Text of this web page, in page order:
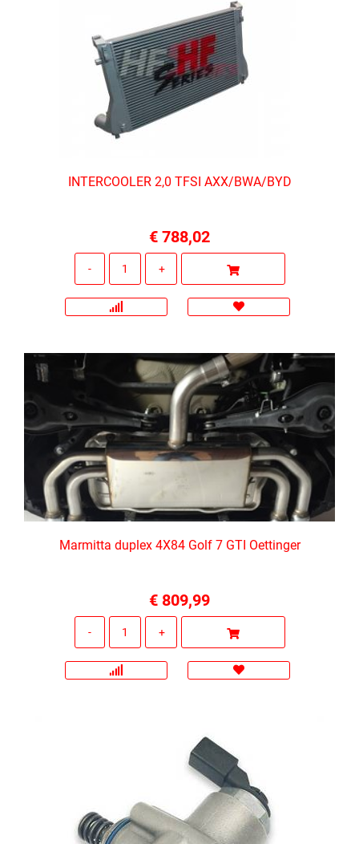
INTERCOOLER 2,0 TFSI AXX/BWA/BYD
€ 788,02
Marmitta duplex 4X84 Golf 7 GTI Oettinger
€ 809,99